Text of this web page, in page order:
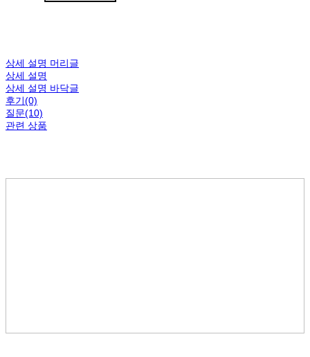
상세 설명 머리글
상세 설명
상세 설명 바닥글
후기(0)
질문(10)
관련 상품